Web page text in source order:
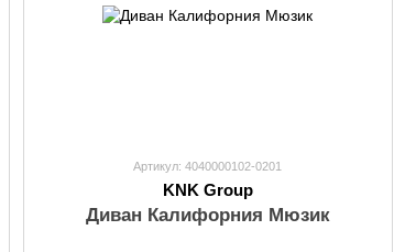
Артикул: 4040000102-0201
KNK Group
Диван Калифорния Мюзик